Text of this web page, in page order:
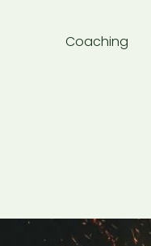
Coaching